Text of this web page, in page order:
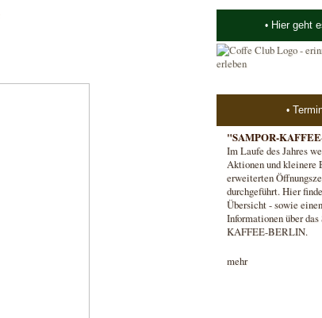
Hier geht
"SAMPOR-
Im Laufe des Jahres
Aktionen und kleinere
erweiterten
durchgeführt. Hier
Übersicht - sowie
Informationen über
KAFFEE-BERLIN.
mehr